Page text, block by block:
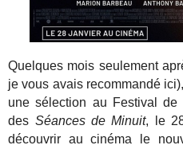
Quelques mois seulement
je vous avais recommandé
une sélection au Festival
des Séances de Minuit, le
découvrir au cinéma le